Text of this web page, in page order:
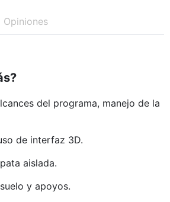
Opiniones
del programa, manejo de la
de interfaz 3D.
aislada.
y apoyos.